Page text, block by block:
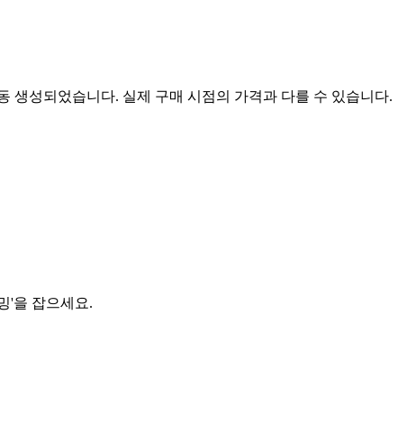
생성되었습니다. 실제 구매 시점의 가격과 다를 수 있습니다.
'을 잡으세요.